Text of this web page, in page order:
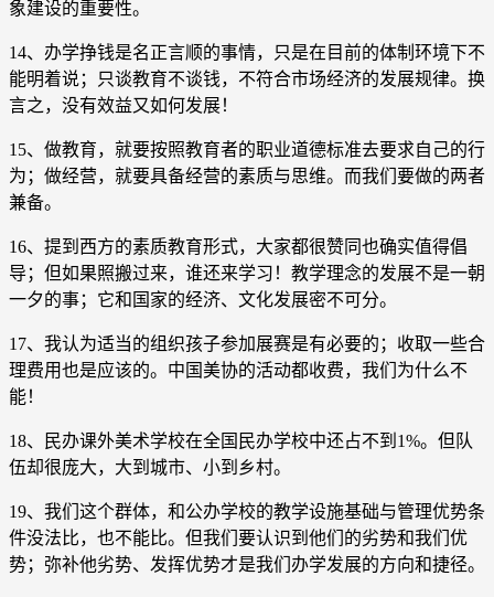
象建设的重要性。
14、办学挣钱是名正言顺的事情，只是在目前的体制环境下不
能明着说；只谈教育不谈钱，不符合市场经济的发展规律。换
言之，没有效益又如何发展！
15、做教育，就要按照教育者的职业道德标准去要求自己的行
为；做经营，就要具备经营的素质与思维。而我们要做的两者
兼备。
16、提到西方的素质教育形式，大家都很赞同也确实值得倡
导；但如果照搬过来，谁还来学习！教学理念的发展不是一朝
一夕的事；它和国家的经济、文化发展密不可分。
17、我认为适当的组织孩子参加展赛是有必要的；收取一些合
理费用也是应该的。中国美协的活动都收费，我们为什么不
能！
18、民办课外美术学校在全国民办学校中还占不到1%。但队
伍却很庞大，大到城市、小到乡村。
19、我们这个群体，和公办学校的教学设施基础与管理优势条
件没法比，也不能比。但我们要认识到他们的劣势和我们优
势；弥补他劣势、发挥优势才是我们办学发展的方向和捷径。